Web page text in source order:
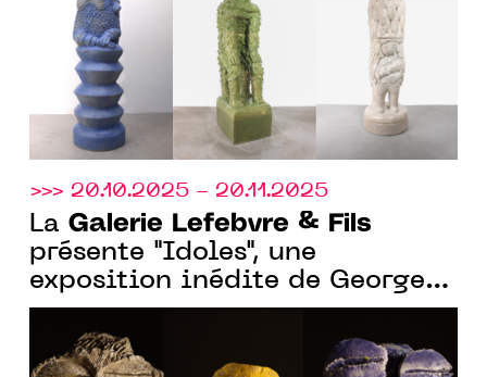
>>> 20.10.2025 - 20.11.2025
La Galerie Lefebvre & Fils
présente "Idoles", une
exposition inédite de Georges
Mathieu Yassef